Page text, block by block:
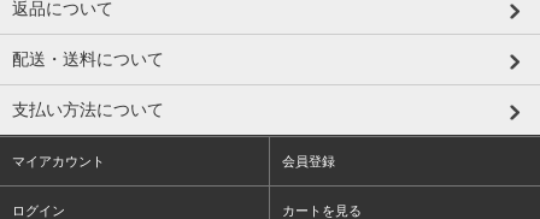
返品について
配送・送料について
支払い方法について
マイアカウント 会員登録
ログイン カートを見る